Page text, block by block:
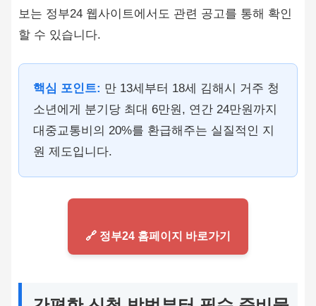
보는 정부24 웹사이트에서도 관련 공고를 통해 확인
할 수 있습니다.
핵심 포인트: 만 13세부터 18세 김해시 거주 청
소년에게 분기당 최대 6만원, 연간 24만원까지
대중교통비의 20%를 환급해주는 실질적인 지
원 제도입니다.
🔗 정부24 홈페이지 바로가기